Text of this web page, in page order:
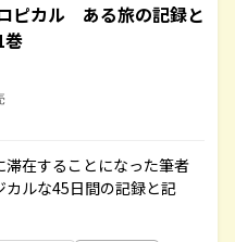
ピカル ある旅の記録と
在することになった筆者
ルな45日間の記録と記